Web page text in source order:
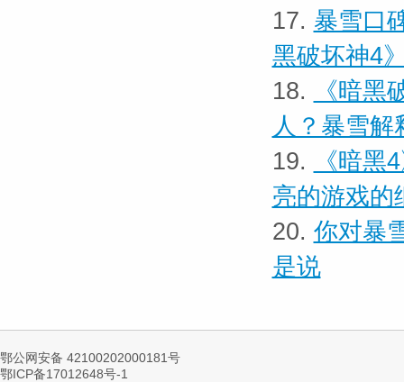
17. 暴雪口
黑破坏神4
18.
《暗
人？暴雪解
19.
《暗
亮的游戏的
20. 你对暴
是说
鄂公网安备 42100202000181号
鄂ICP备17012648号-1